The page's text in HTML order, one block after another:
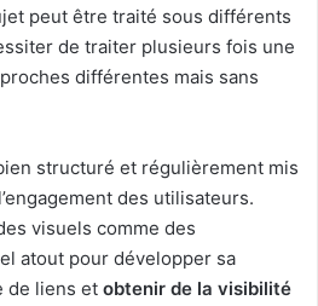
peut être traité sous différents
de traiter plusieurs fois une
différentes mais sans
structuré et régulièrement mis
des utilisateurs.
visuels comme des
atout pour développer sa
de liens et obtenir de la visibilité